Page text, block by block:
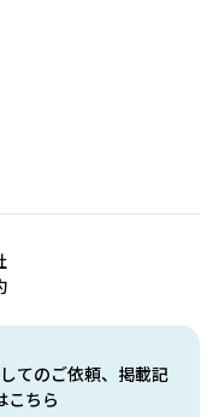
てのご依頼、掲載記
こちら